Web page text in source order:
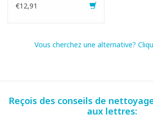
SDS fiche
€12,91
Vous cherchez une alternative?
Reçois des conseils de
aux lettres: